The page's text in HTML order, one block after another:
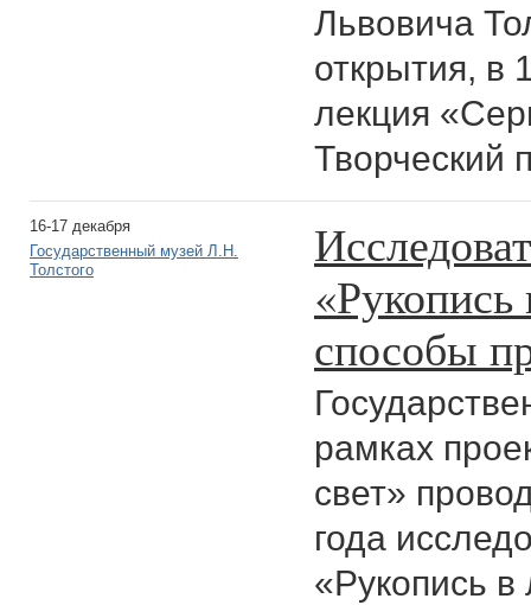
Львовича
открытия, в
лекция
Творческий
16-17 декабря
Государственный музей Л.Н.
Толстого
способы
рамках
свет»
года
«Рукопись